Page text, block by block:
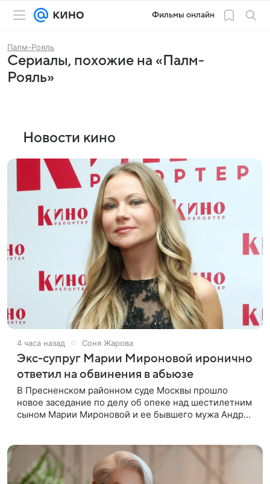
Фильмы онлайн
Палм-Рояль
Сериалы, похожие на «Палм-
Рояль»
Новости кино
4 часа назад Соня Жарова
Экс-супруг Марии Мироновой иронично
ответил на обвинения в абьюзе
В Пресненском районном суде Москвы прошло
новое заседание по делу об опеке над шестилетним
сыном Марии Мироновой и ее бывшего мужа Андрея